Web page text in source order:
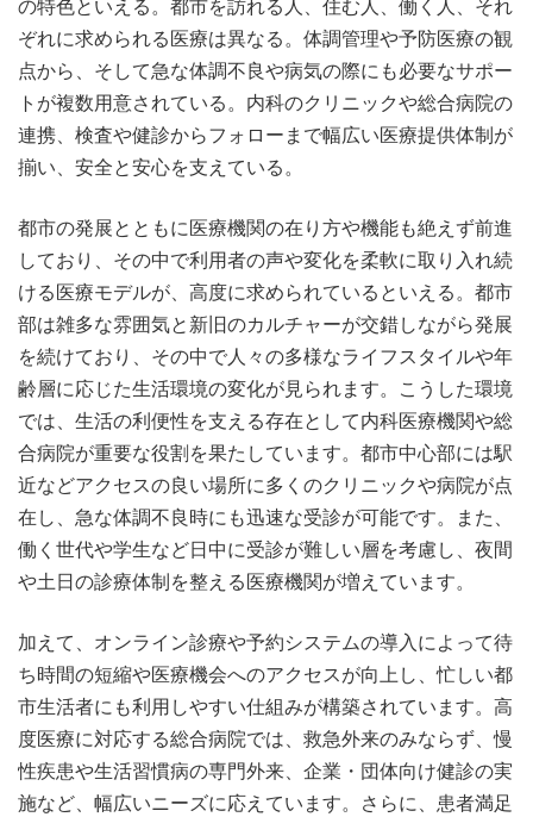
の特色といえる。都市を訪れる人、住む人、働く人、それ
ぞれに求められる医療は異なる。体調管理や予防医療の観
点から、そして急な体調不良や病気の際にも必要なサポー
トが複数用意されている。内科のクリニックや総合病院の
連携、検査や健診からフォローまで幅広い医療提供体制が
揃い、安全と安心を支えている。
都市の発展とともに医療機関の在り方や機能も絶えず前進
しており、その中で利用者の声や変化を柔軟に取り入れ続
ける医療モデルが、高度に求められているといえる。都市
部は雑多な雰囲気と新旧のカルチャーが交錯しながら発展
を続けており、その中で人々の多様なライフスタイルや年
齢層に応じた生活環境の変化が見られます。こうした環境
では、生活の利便性を支える存在として内科医療機関や総
合病院が重要な役割を果たしています。都市中心部には駅
近などアクセスの良い場所に多くのクリニックや病院が点
在し、急な体調不良時にも迅速な受診が可能です。また、
働く世代や学生など日中に受診が難しい層を考慮し、夜間
や土日の診療体制を整える医療機関が増えています。
加えて、オンライン診療や予約システムの導入によって待
ち時間の短縮や医療機会へのアクセスが向上し、忙しい都
市生活者にも利用しやすい仕組みが構築されています。高
度医療に対応する総合病院では、救急外来のみならず、慢
性疾患や生活習慣病の専門外来、企業・団体向け健診の実
施など、幅広いニーズに応えています。さらに、患者満足